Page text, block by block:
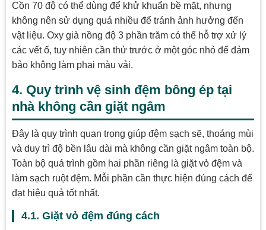
Cồn 70 độ có thể dùng để khử khuẩn bề mặt, nhưng
không nên sử dụng quá nhiều để tránh ảnh hưởng đến
vật liệu. Oxy già nồng độ 3 phần trăm có thể hỗ trợ xử lý
các vết ố, tuy nhiên cần thử trước ở một góc nhỏ để đảm
bảo không làm phai màu vải.
4. Quy trình vệ sinh đệm bông ép tại
nhà không cần giặt ngâm
Đây là quy trình quan trọng giúp đệm sạch sẽ, thoáng mùi
và duy trì độ bền lâu dài mà không cần giặt ngâm toàn bộ.
Toàn bộ quá trình gồm hai phần riêng là giặt vỏ đệm và
làm sạch ruột đệm. Mỗi phần cần thực hiện đúng cách để
đạt hiệu quả tốt nhất.
4.1. Giặt vỏ đệm đúng cách